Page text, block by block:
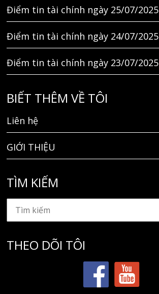
Điểm tin tài chính ngày 25/07/2025
Điểm tin tài chính ngày 24/07/2025
Điểm tin tài chính ngày 23/07/2025
BIẾT THÊM VỀ TÔI
Liên hệ
GIỚI THIỆU
TÌM KIẾM
THEO DÕI TÔI